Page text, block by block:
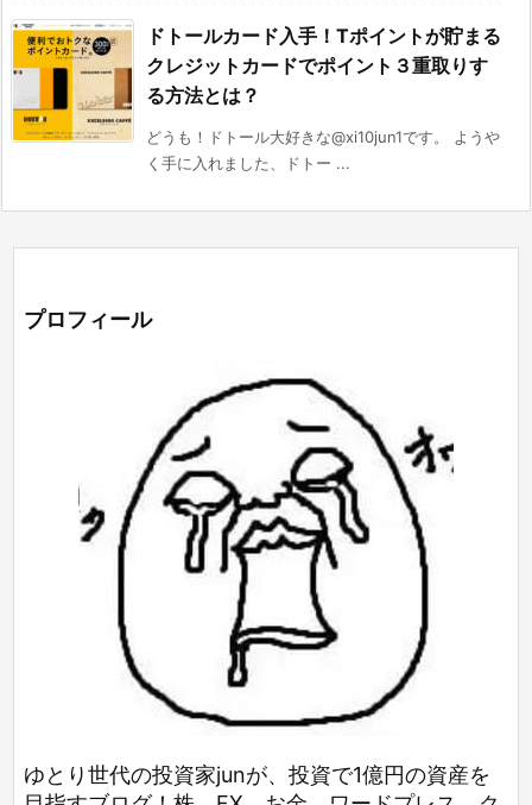
ドトールカード入手！Tポイントが貯まる
クレジットカードでポイント３重取りす
る方法とは？
どうも！ドトール大好きな@xi10jun1です。 ようや
く手に入れました、ドトー ...
プロフィール
ゆとり世代の投資家junが、投資で1億円の資産を